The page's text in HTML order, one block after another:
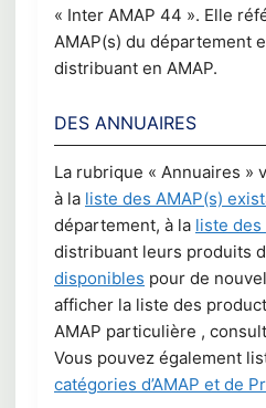
« Inter AMAP 44 ». Elle
AMAP(s) du département
distribuant en AMAP.
DES ANNUAIRES
La rubrique « Annuaires »
à la liste des AMAP(s)
département, à la liste
distribuant leurs produits
disponibles pour de
afficher la liste des
AMAP particulière ,
Vous pouvez également
catégories d’AMAP et de